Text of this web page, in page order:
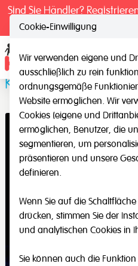
Sind Sie Händler?
Kneteunterlage
Cookie-Einwilligung
Wir verwenden eigene und
ausschließlich zu rein
ordnungsgemäße
Website ermöglichen. Wir
Cookies (eigene und
ermöglichen, Benutzer, die
segmentieren, um
präsentieren und unsere
definieren.
Wenn Sie auf die
drücken, stimmen Sie der
und analytischen Cookies in
Sie können auch die